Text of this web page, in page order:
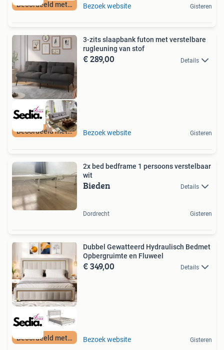
Beoordeeld met 9+ Bezoek website Gisteren
Beoordeeld met 9+
3-zits slaapbank futon met verstelbare
rugleuning van stof
€ 289,00 Details
Bezoek website Gisteren
2x bed bedframe 1 persoons verstelbaar
wit
Bieden Details
Dordrecht Gisteren
Beoordeeld met 9+
Dubbel Gewatteerd Hydraulisch Bedmet
Opbergruimte en Fluweel
€ 349,00 Details
Bezoek website Gisteren